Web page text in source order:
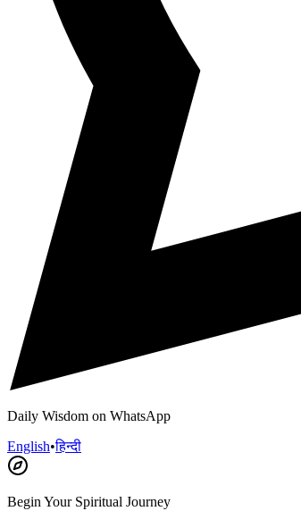
Daily Wisdom on WhatsApp
English•हिन्दी
Begin Your Spiritual Journey